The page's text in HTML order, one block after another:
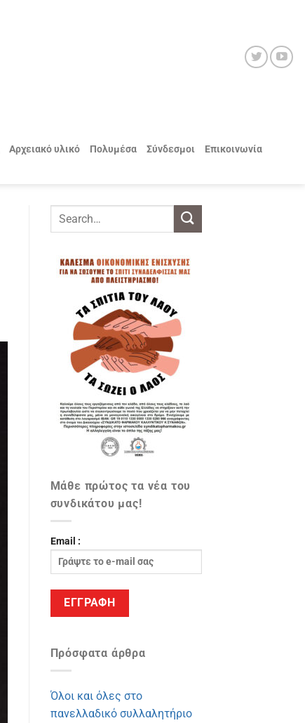
Αρχειακό υλικό Πολυμέσα Σύνδεσμοι Επικοινωνία
Μάθε πρώτος τα νέα του
συνδικάτου μας!
Email :
Πρόσφατα άρθρα
Όλοι και όλες στο
πανελλαδικό συλλαλητήριο